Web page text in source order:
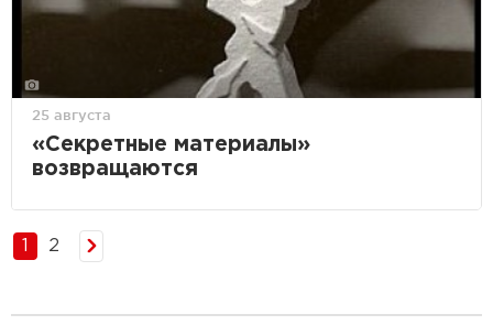
25 августа
«Секретные материалы»
возвращаются
2